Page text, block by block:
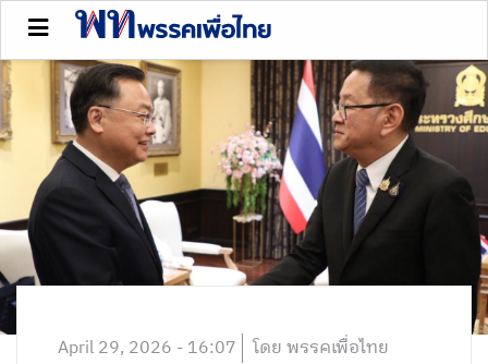
April 29, 2026 - 16:07 โดย พรรคเพื่อไทย